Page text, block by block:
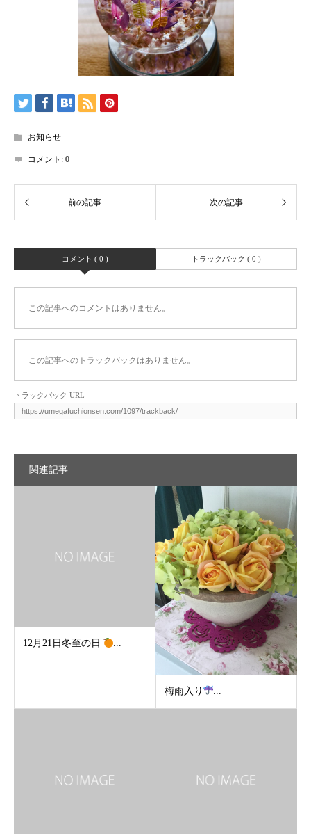
お知らせ
コメント: 0
コメント ( 0 ) トラックバック ( 0 )
この記事へのコメントはありません。
この記事へのトラックバックはありません。
トラックバック URL
関連記事
12月21日冬至の日 ...
梅雨入り ...